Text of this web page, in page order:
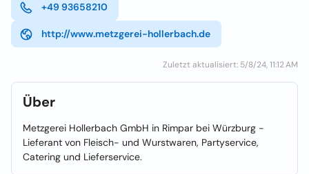
+49 93658210
http://www.metzgerei-hollerbach.de
Zuletzt aktualisiert: 5/8/24, 11:12 AM
Über
Metzgerei Hollerbach GmbH in Rimpar bei Würzburg -
Lieferant von Fleisch- und Wurstwaren, Partyservice,
Catering und Lieferservice.